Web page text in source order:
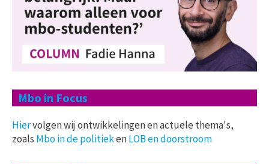
Mbo in Focus
Hiervolgen wij ontwikkelingen en actuele thema's,
zoals Mbo in de politiekenLOB en doorstroom